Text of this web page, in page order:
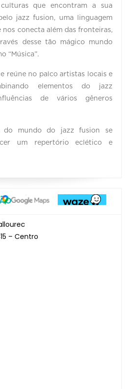
que encontram a sua
jazz fusion, uma linguagem
nos conecta além das fronteiras,
desse tão mágico mundo
“Música”.
reúne no palco artistas locais e
elementos do jazz
de vários gêneros
do mundo do jazz fusion se
um repertório eclético e
– Centro